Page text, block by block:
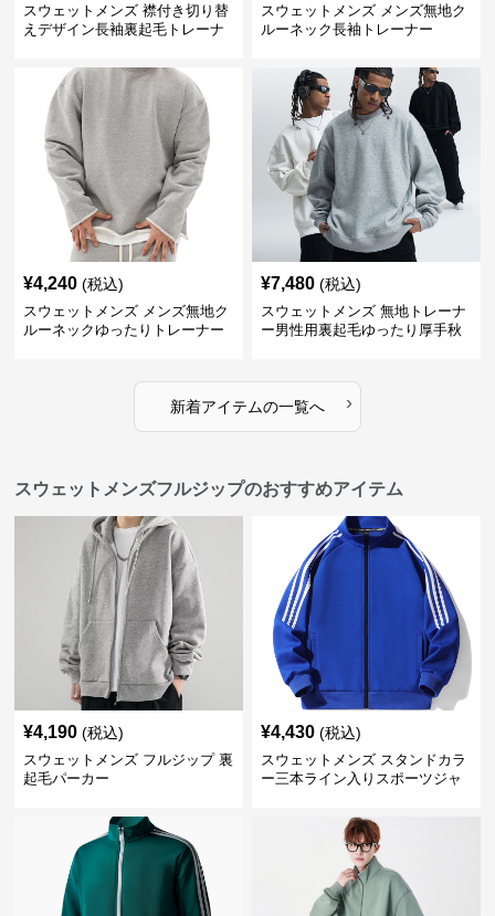
スウェットメンズ 襟付き切り替
えデザイン長袖裏起毛トレーナ
スウェットメンズ メンズ無地ク
ルーネック長袖トレーナー
¥4,240 (税込)
スウェットメンズ メンズ無地ク
ルーネックゆったりトレーナー
¥7,480 (税込)
スウェットメンズ 無地トレーナ
ー男性用裏起毛ゆったり厚手秋
新着アイテムの一覧へ ›
スウェットメンズフルジップのおすすめアイテム
¥4,190 (税込)
スウェットメンズ フルジップ 裏
起毛パーカー
¥4,430 (税込)
スウェットメンズ スタンドカラ
ー三本ライン入りスポーツジャ